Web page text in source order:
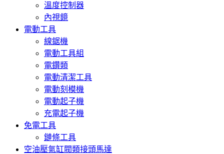
溫度控制器
內視鏡
電動工具
線鋸機
電動工具組
電鑽類
電動清潔工具
電動刻模機
電動起子機
充電起子機
免電工具
鏈條工具
空油壓氣缸閥類接頭馬達